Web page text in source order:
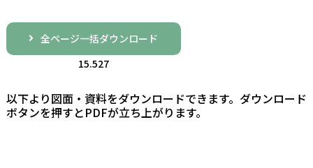
全ページ一括ダウンロード
15.527
以下より図面・資料をダウンロードできます。ダウンロード
ボタンを押すとPDFが立ち上がります。